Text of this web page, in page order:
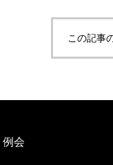
この記事
例会